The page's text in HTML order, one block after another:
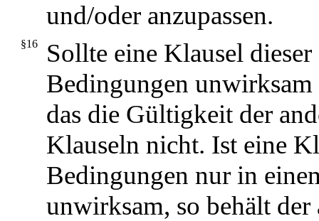
und/oder anzupassen.
§16
Sollte eine Klausel dieser
Bedingungen unwirksam
das die Gültigkeit der
Klauseln nicht. Ist eine
Bedingungen nur in
unwirksam, so behält der